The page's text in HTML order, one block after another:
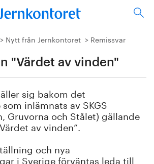
Nytt från Jernkontoret Remissvar
"Värdet av vinden"
sig bakom det
inlämnats av SKGS
Gruvorna och Stålet) gällande
av vinden”.
och nya
i Sverige förväntas leda till